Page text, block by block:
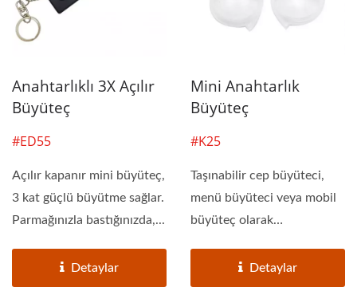
Anahtarlıklı 3X Açılır
Büyüteç
#ED55
Açılır kapanır mini büyüteç,
3 kat güçlü büyütme sağlar.
Parmağınızla bastığınızda,...
Detaylar
Mini Anahtarlık
Büyüteç
#K25
Taşınabilir cep büyüteci,
menü büyüteci veya mobil
büyüteç olarak
Detaylar